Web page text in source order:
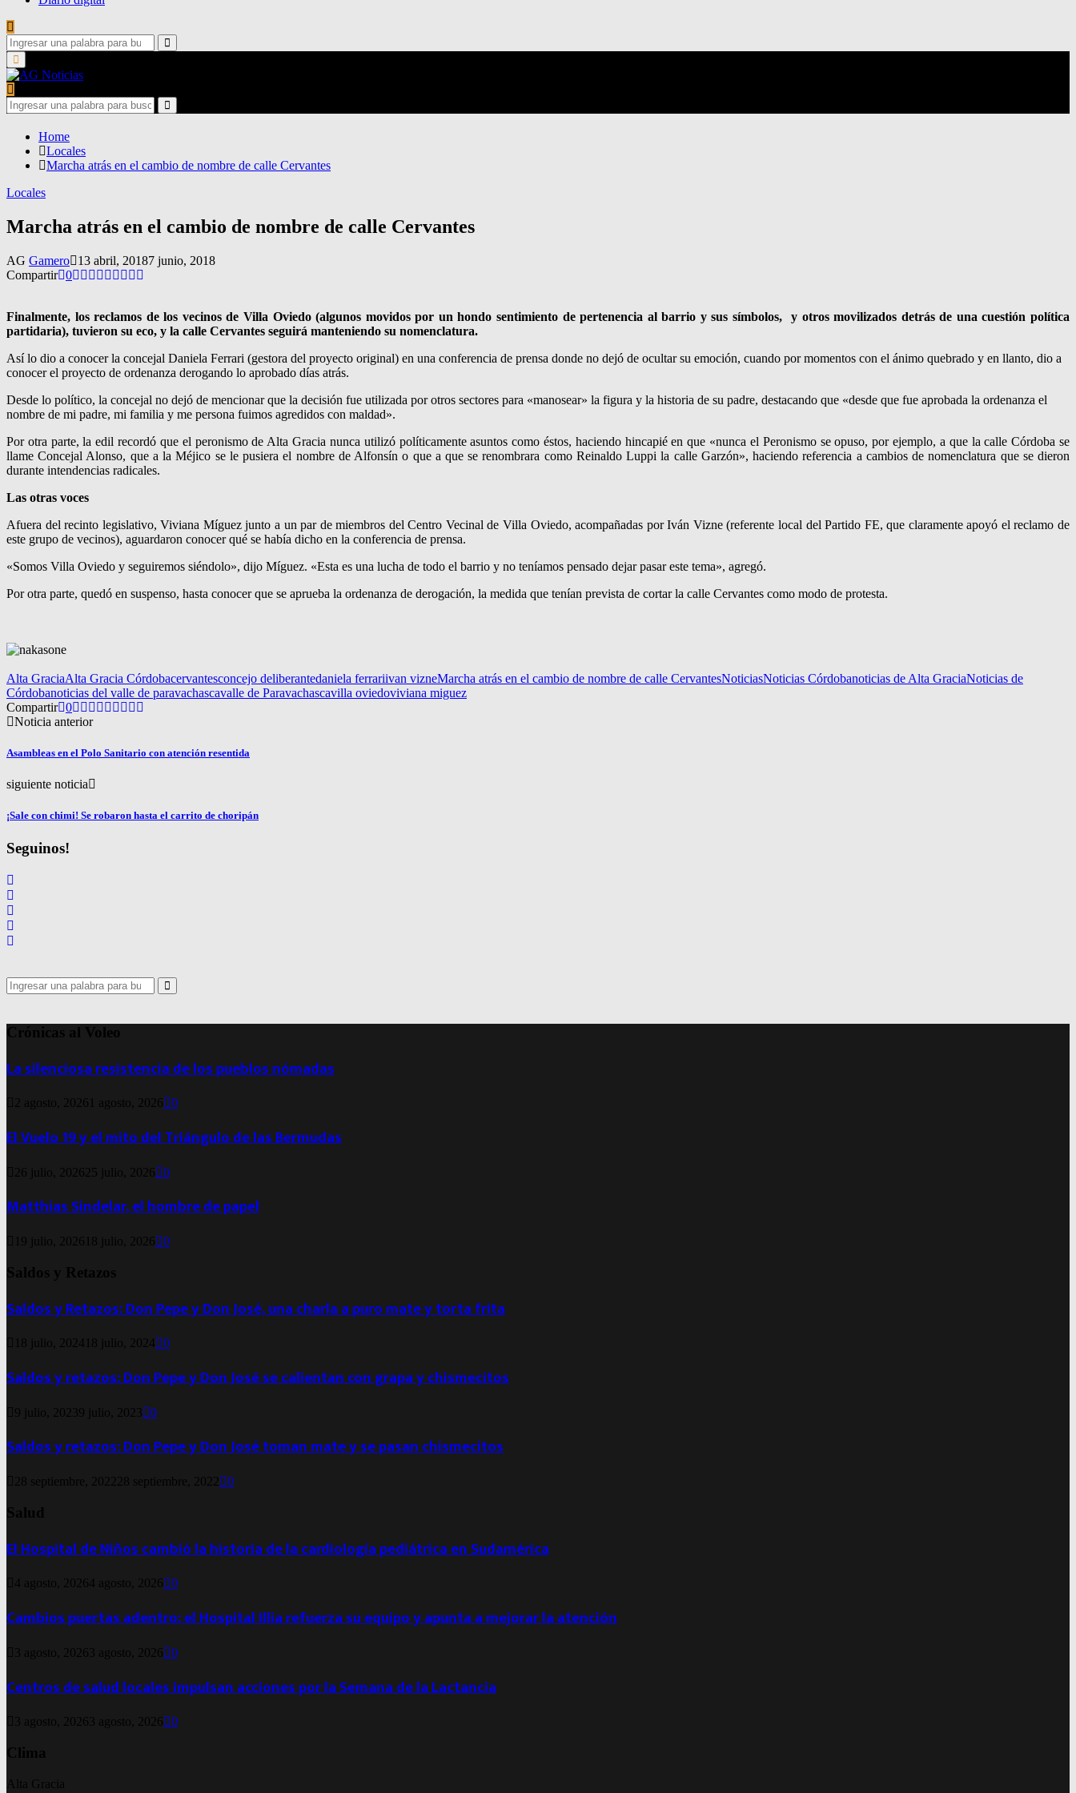
Search
for:
Search
Primary
Menu
Search
for:
Search
Home
Locales
Marcha atrás en el cambio de nombre de calle Cervantes
Locales
Marcha atrás en el cambio de nombre de calle Cervantes
AG Gamero 13 abril, 20187 junio, 2018
Compartir 0
Finalmente, los reclamos de los vecinos de Villa Oviedo (algunos movidos por un hondo sentimiento de pertenencia al barrio y sus símbolos, y otros movilizados detrás de una cuestión política
partidaria), tuvieron su eco, y la calle Cervantes seguirá manteniendo su nomenclatura.
Así lo dio a conocer la concejal Daniela Ferrari (gestora del proyecto original) en una conferencia de prensa donde no dejó de ocultar su emoción, cuando por momentos con el ánimo quebrado y en llanto, dio a
conocer el proyecto de ordenanza derogando lo aprobado días atrás.
Desde lo político, la concejal no dejó de mencionar que la decisión fue utilizada por otros sectores para «manosear» la figura y la historia de su padre, destacando que «desde que fue aprobada la ordenanza el
nombre de mi padre, mi familia y me persona fuimos agredidos con maldad».
Por otra parte, la edil recordó que el peronismo de Alta Gracia nunca utilizó políticamente asuntos como éstos, haciendo hincapié en que «nunca el Peronismo se opuso, por ejemplo, a que la calle Córdoba se
llame Concejal Alonso, que a la Méjico se le pusiera el nombre de Alfonsín o que a que se renombrara como Reinaldo Luppi la calle Garzón», haciendo referencia a cambios de nomenclatura que se dieron
durante intendencias radicales.
Las otras voces
Afuera del recinto legislativo, Viviana Míguez junto a un par de miembros del Centro Vecinal de Villa Oviedo, acompañadas por Iván Vizne (referente local del Partido FE, que claramente apoyó el reclamo de
este grupo de vecinos), aguardaron conocer qué se había dicho en la conferencia de prensa.
«Somos Villa Oviedo y seguiremos siéndolo», dijo Míguez. «Esta es una lucha de todo el barrio y no teníamos pensado dejar pasar este tema», agregó.
Por otra parte, quedó en suspenso, hasta conocer que se aprueba la ordenanza de derogación, la medida que tenían prevista de cortar la calle Cervantes como modo de protesta.
Alta GraciaAlta Gracia Córdobacervantesconcejo deliberantedaniela ferrariivan vizneMarcha atrás en el cambio de nombre de calle CervantesNoticiasNoticias Córdobanoticias de Alta GraciaNoticias de
Córdobanoticias del valle de paravachascavalle de Paravachascavilla oviedoviviana miguez
Compartir 0
Noticia anterior
Asambleas en el Polo Sanitario con atención resentida
siguiente noticia
¡Sale con chimi! Se robaron hasta el carrito de choripán
Seguinos!
Search
for:
Search
Crónicas al Voleo
La silenciosa resistencia de los pueblos nómadas
2 agosto, 2026 1 agosto, 2026 0
El Vuelo 19 y el mito del Triángulo de las Bermudas
26 julio, 2026 25 julio, 2026 0
Matthias Sindelar, el hombre de papel
19 julio, 2026 18 julio, 2026 0
Saldos y Retazos
Saldos y Retazos: Don Pepe y Don José, una charla a puro mate y torta frita
18 julio, 2024 18 julio, 2024 0
Saldos y retazos: Don Pepe y Don José se calientan con grapa y chismecitos
9 julio, 20239 julio, 2023 0
Saldos y retazos: Don Pepe y Don José toman mate y se pasan chismecitos
28 septiembre, 2022 28 septiembre, 2022 0
Salud
El Hospital de Niños cambió la historia de la cardiología pediátrica en Sudamérica
4 agosto, 20264 agosto, 2026 0
Cambios puertas adentro: el Hospital Illia refuerza su equipo y apunta a mejorar la atención
3 agosto, 2026 3 agosto, 2026 0
Centros de salud locales impulsan acciones por la Semana de la Lactancia
3 agosto, 2026 3 agosto, 2026 0
Clima
Alta Gracia